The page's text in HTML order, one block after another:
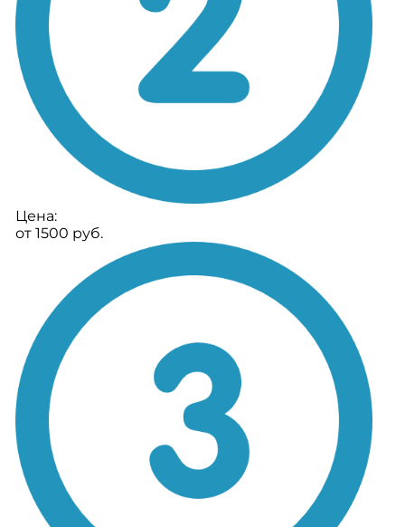
Цена:
от 1500 руб.